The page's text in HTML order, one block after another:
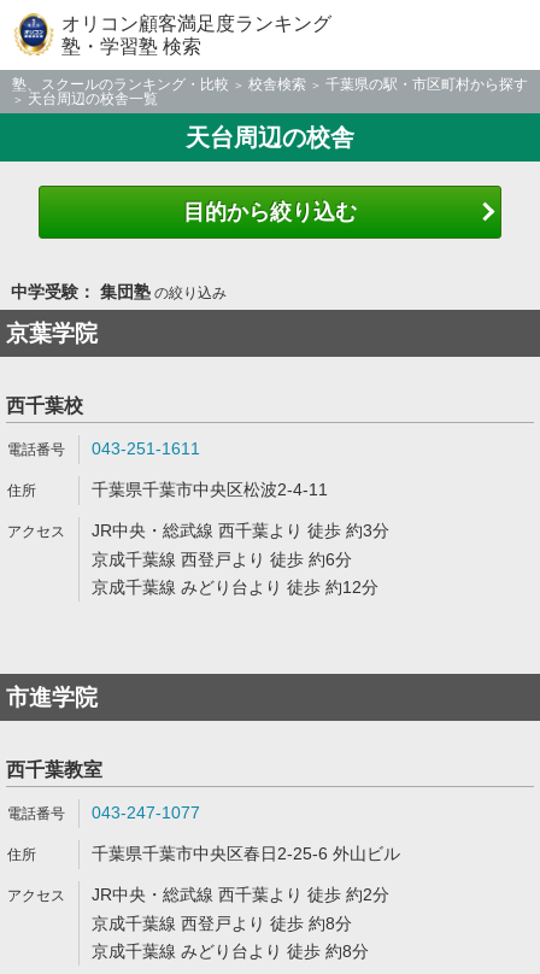
オリコン顧客満足度ランキング
塾・学習塾 検索
塾、スクールのランキング・比較 校舎検索
千葉県の駅・市区町村から探す
天台周辺の校舎一覧
天台周辺の校舎
目的から絞り込む
中学受験： 集団塾の絞り込み
京葉学院
西千葉校
043-251-1611
千葉県千葉市中央区松波2-4-11
JR中央・総武線 西千葉より 徒歩 約3分
京成千葉線 西登戸より 徒歩 約6分
京成千葉線 みどり台より 徒歩 約12分
市進学院
西千葉教室
043-247-1077
千葉県千葉市中央区春日2-25-6 外山ビル
JR中央・総武線 西千葉より 徒歩 約2分
京成千葉線 西登戸より 徒歩 約8分
京成千葉線 みどり台より 徒歩 約8分